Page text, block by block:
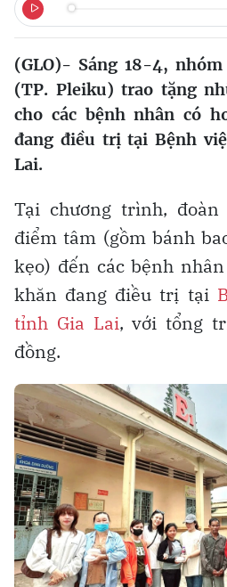
(GLO)- Sáng 18-4,
(TP. Pleiku) trao tặng
cho các bệnh nhân có
đang điều trị tại Bệnh
Lai.
Tại chương trình,
điểm tâm (gồm bánh
kẹo) đến các bệnh
khăn đang điều trị tại
tỉnh Gia Lai, với tổng
đồng.